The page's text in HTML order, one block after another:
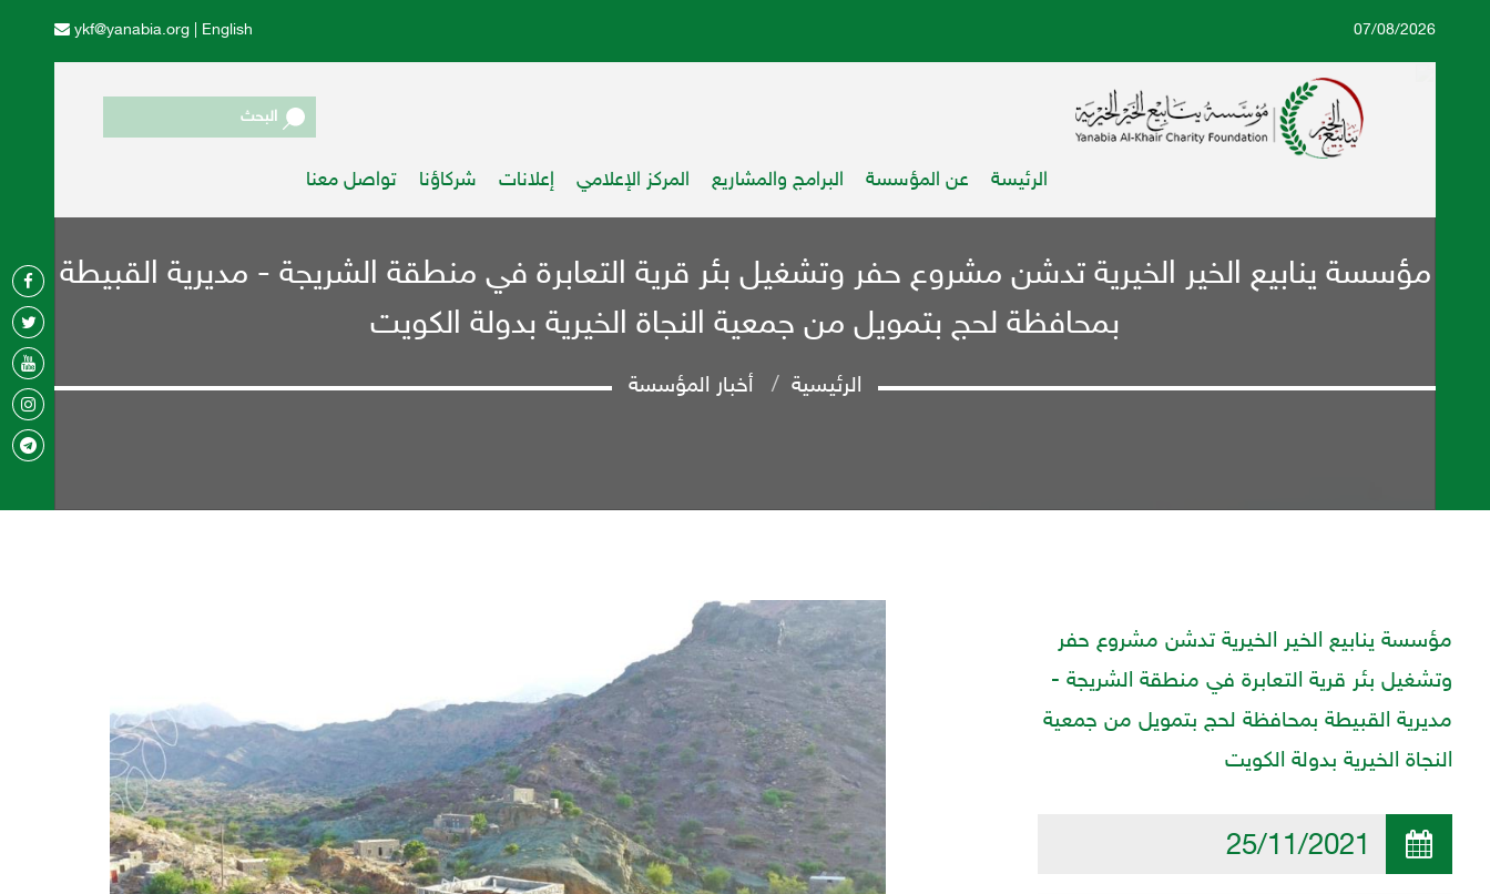
English
ykf@yanabia.org 07/08/2026
البحث
الرئيسة عن المؤسسة البرامج والمشاريع المركز الإعلامي إعلانات شركاؤنا تواصل معنا
مؤسسة ينابيع الخير الخيرية تدشن مشروع حفر وتشغيل بئر قرية التعابرة في منطقة الشريجة - مديرية القبيطة
بمحافظة لحج بتمويل من جمعية النجاة الخيرية بدولة الكويت
الرئيسية أخبار المؤسسة
مؤسسة ينابيع الخير الخيرية تدشن مشروع حفر
وتشغيل بئر قرية التعابرة في منطقة الشريجة -
مديرية القبيطة بمحافظة لحج بتمويل من جمعية
النجاة الخيرية بدولة الكويت